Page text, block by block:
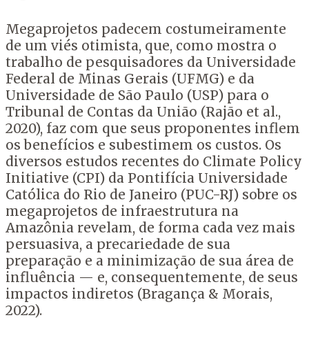
Megaprojetos padecem costumeiramente
de um viés otimista, que, como mostra o
trabalho de pesquisadores da Universidade
Federal de Minas Gerais (UFMG) e da
Universidade de São Paulo (USP) para o
Tribunal de Contas da União (Rajão et al.,
2020), faz com que seus proponentes inflem
os benefícios e subestimem os custos. Os
diversos estudos recentes do Climate Policy
Initiative (CPI) da Pontifícia Universidade
Católica do Rio de Janeiro (PUC-RJ) sobre os
megaprojetos de infraestrutura na
Amazônia revelam, de forma cada vez mais
persuasiva, a precariedade de sua
preparação e a minimização de sua área de
influência — e, consequentemente, de seus
impactos indiretos (Bragança & Morais,
2022).